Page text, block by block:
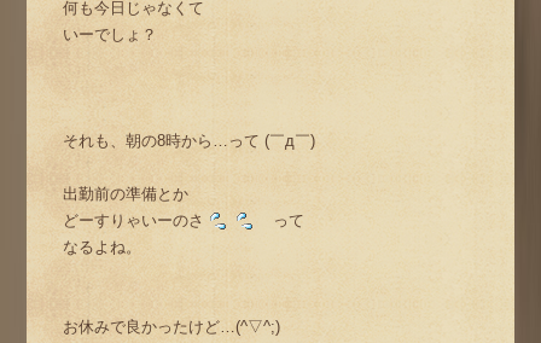
何も今日じゃなくて
いーでしょ？
それも、朝の8時から…って (￣д￣)
出勤前の準備とか
どーすりゃいーのさ
って
なるよね。
お休みで良かったけど…(^▽^;)